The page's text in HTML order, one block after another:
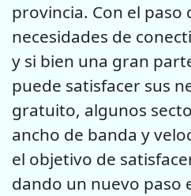
provincia. Con el paso
necesidades de
y si bien una gran
puede satisfacer sus
gratuito, algunos
ancho de banda y
el objetivo de
dando un nuevo paso